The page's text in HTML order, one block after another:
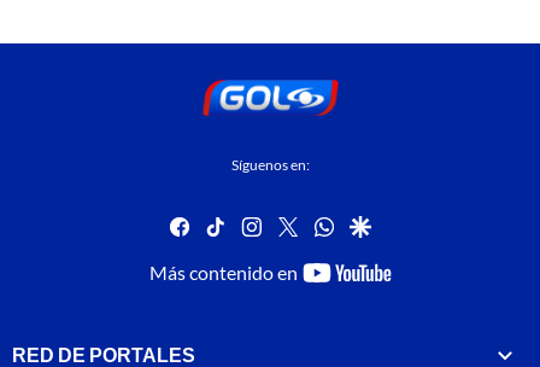
Síguenos en:
facebook
tiktok instagram
twitterwhatsapp
google
Más contenido en
youtube-
RED DE PORTALES